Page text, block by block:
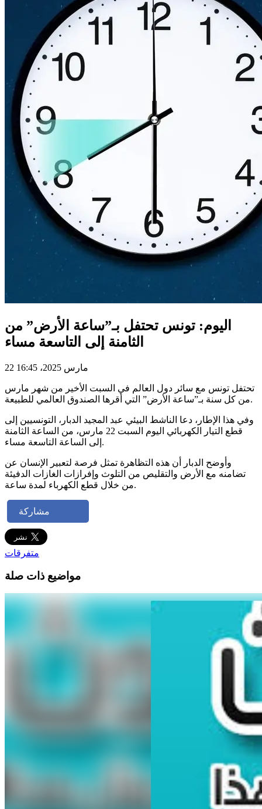
اليوم: تونس تحتفل بـ”ساعة الأرض” من
الثامنة إلى التاسعة مساء
22 مارس 2025، 16:45
تحتفل تونس مع سائر دول العالم في السبت الأخير من شهر مارس
من كل سنة بـ”ساعة الأرض” التي أقرها الصندوق العالمي للطبيعة.
وفي هذا الإطار، دعا الناشط البيئي عبد المجيد الدبار، التونسيين إلى
قطع التيار الكهربائي اليوم السبت 22 مارس، من الساعة الثامنة
إلى الساعة التاسعة مساء.
وأوضح الدبار أن هذه التظاهرة تمثل فرصة لتعبير الإنسان عن
تضامنه مع الأرض والتقليص من التلوث وإفرازات الغازات الدفيئة
من خلال قطع الكهرباء لمدة ساعة.
مشاركة
متفرقات
مواضيع ذات صلة